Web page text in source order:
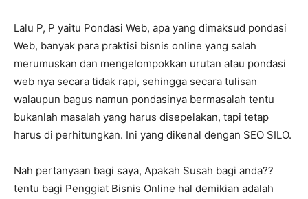
Lalu P, P yaitu Pondasi Web, apa yang dimaksud pondasi
Web, banyak para praktisi bisnis online yang salah
merumuskan dan mengelompokkan urutan atau pondasi
web nya secara tidak rapi, sehingga secara tulisan
walaupun bagus namun pondasinya bermasalah tentu
bukanlah masalah yang harus disepelakan, tapi tetap
harus di perhitungkan. Ini yang dikenal dengan SEO SILO.
Nah pertanyaan bagi saya, Apakah Susah bagi anda??
tentu bagi Penggiat Bisnis Online hal demikian adalah